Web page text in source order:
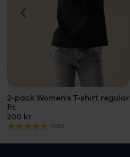
STORLEK
VARUKORG
2-pack Women's T-shirt regular
fit
200 kr
1062